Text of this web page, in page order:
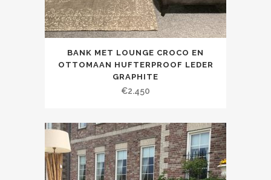
BANK MET LOUNGE CROCO EN
OTTOMAAN HUFTERPROOF LEDER
GRAPHITE
€2.450